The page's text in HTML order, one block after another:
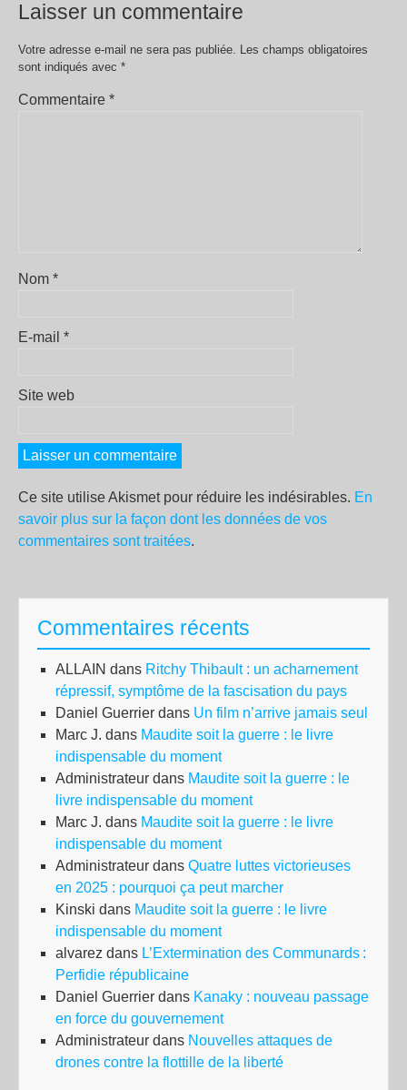
Laisser un commentaire
Votre adresse e-mail ne sera pas publiée. Les champs obligatoires
sont indiqués avec *
Commentaire *
Nom *
E-mail *
Site web
Ce site utilise Akismet pour réduire les indésirables. En
savoir plus sur la façon dont les données de vos
commentaires sont traitées.
Commentaires récents
ALLAIN dans Ritchy Thibault : un acharnement
répressif, symptôme de la fascisation du pays
Daniel Guerrier dans Un film n’arrive jamais seul
Marc J. dans Maudite soit la guerre : le livre
indispensable du moment
Administrateur dans Maudite soit la guerre : le
livre indispensable du moment
Marc J. dans Maudite soit la guerre : le livre
indispensable du moment
Administrateur dans Quatre luttes victorieuses
en 2025 : pourquoi ça peut marcher
Kinski dans Maudite soit la guerre : le livre
indispensable du moment
alvarez dans L’Extermination des Communards :
Perfidie républicaine
Daniel Guerrier dans Kanaky : nouveau passage
en force du gouvernement
Administrateur dans Nouvelles attaques de
drones contre la flottille de la liberté